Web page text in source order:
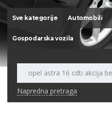
Sve kategorije Automobili
Gospodarska vozila
Napredna pretraga